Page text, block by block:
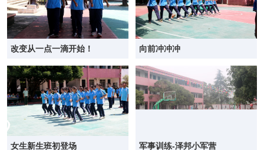
改变从一点一滴开始！ 向前冲冲冲
女生新生班初登场 军事训练-泽邦小军营